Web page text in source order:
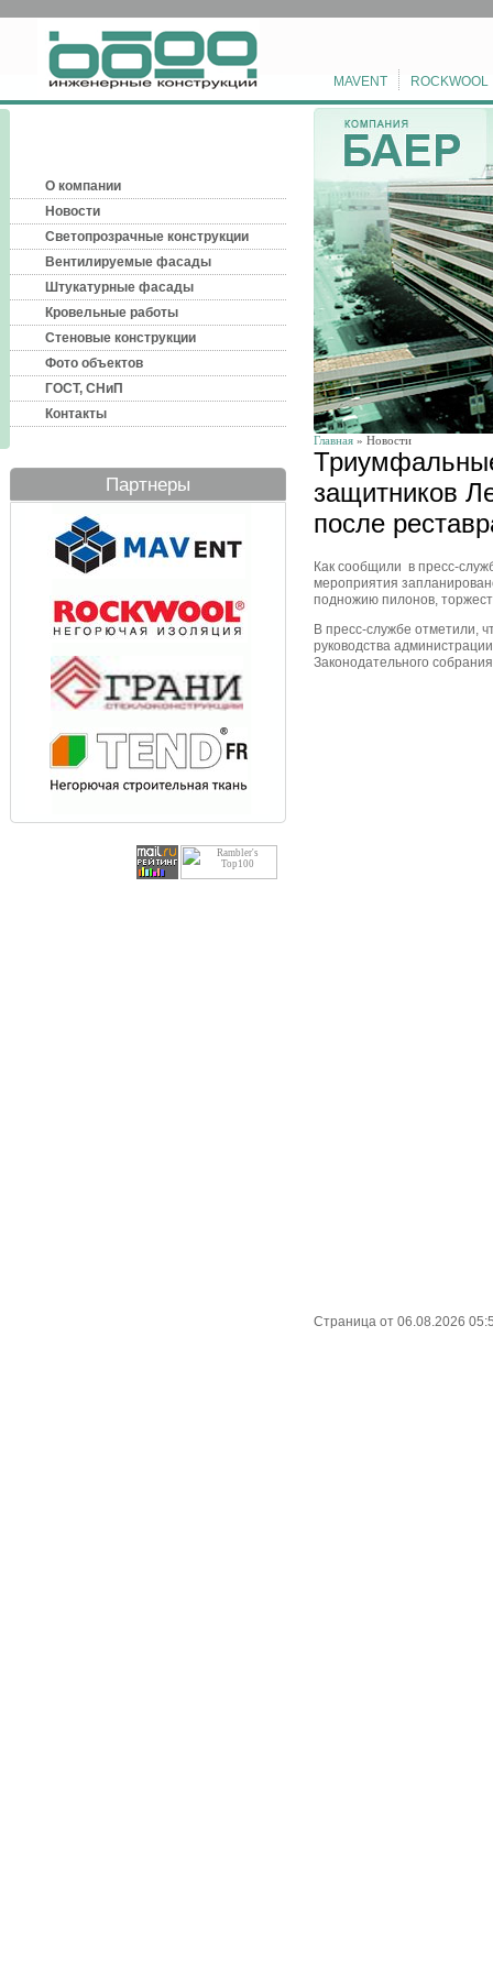
MAVENT ROCKWOOL
О компании
Новости
Светопрозрачные конструкции
Вентилируемые фасады
Штукатурные фасады
Кровельные работы
Стеновые конструкции
Фото объектов
ГОСТ, СНиП
Контакты
Партнеры
Главная » Новости
защитников
после
Как сообщили в пресс-
мероприятия
подножию пилонов,
В пресс-службе отметили,
руководства
Законодательного
Страница от 06.08.2026